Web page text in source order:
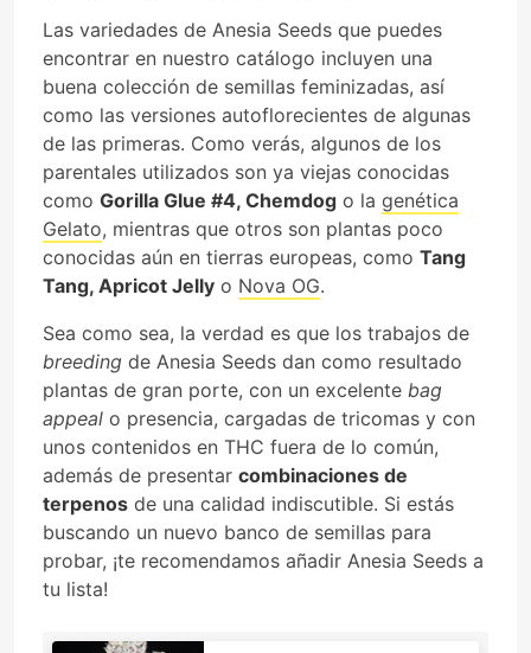
Las variedades de Anesia Seeds que puedes
encontrar en nuestro catálogo incluyen una
buena colección de semillas feminizadas, así
como las versiones autoflorecientes de algunas
de las primeras. Como verás, algunos de los
parentales utilizados son ya viejas conocidas
como Gorilla Glue #4, Chemdog o la genética
Gelato, mientras que otros son plantas poco
conocidas aún en tierras europeas, como Tang
Tang, Apricot Jelly o Nova OG.
Sea como sea, la verdad es que los trabajos de
breeding de Anesia Seeds dan como resultado
plantas de gran porte, con un excelente bag
appeal o presencia, cargadas de tricomas y con
unos contenidos en THC fuera de lo común,
además de presentar combinaciones de
terpenos de una calidad indiscutible. Si estás
buscando un nuevo banco de semillas para
probar, ¡te recomendamos añadir Anesia Seeds a
tu lista!